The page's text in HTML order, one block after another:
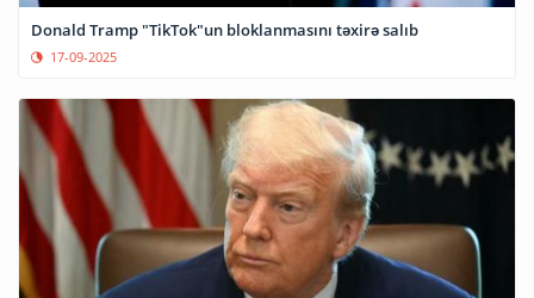
Donald Tramp "TikTok"un bloklanmasını təxirə salıb
17-09-2025